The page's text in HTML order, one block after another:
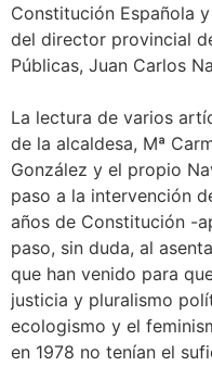
Constitución Española
del director provincial
Públicas, Juan Carlos
La lectura de varios
de la alcaldesa, Mª
González y el propio
paso a la intervención
años de Constitución -
paso, sin duda, al
que han venido para
justicia y pluralismo
ecologismo y el
en 1978 no tenían el